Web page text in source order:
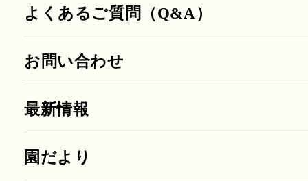
よくあるご質問（Q&A）
お問い合わせ
最新情報
園だより